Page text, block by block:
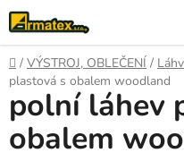
Přejít
na
obsah
Domů
/ VÝSTROJ, OBLEČENÍ /
plastová s obalem woodland
polní láhev
obalem